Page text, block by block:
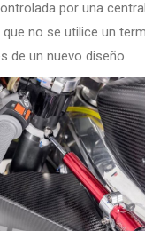
por una
no se utilice un
de un nuevo diseño.